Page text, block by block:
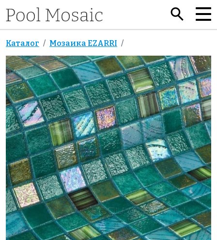
Каталог Мозаика EZARRI